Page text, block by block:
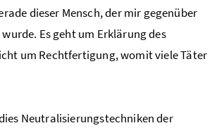
dieser Mensch, der mir gegenüber
Es geht um Erklärung des
um Rechtfertigung, womit viele Täter
Neutralisierungstechniken der